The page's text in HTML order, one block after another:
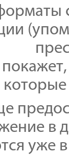
в
уже